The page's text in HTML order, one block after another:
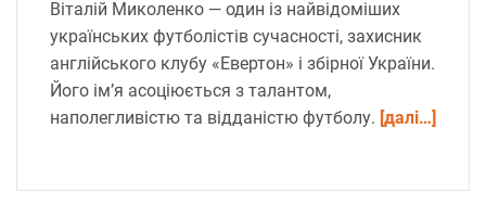
Віталій Миколенко — один із найвідоміших
українських футболістів сучасності, захисник
англійського клубу «Евертон» і збірної України.
Його ім’я асоціюється з талантом,
наполегливістю та відданістю футболу. [далі…]